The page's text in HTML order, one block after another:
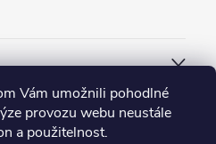
Vám umožnili pohodlné
provozu webu neustále
a použitelnost.
vyhovuje ?